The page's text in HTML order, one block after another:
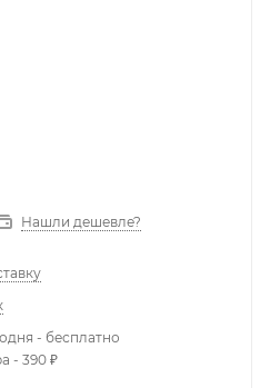
Нашли дешевле?
- бесплатно
- 390 ₽